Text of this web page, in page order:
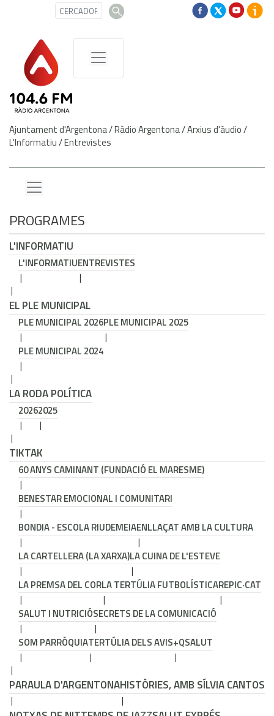
Ajuntament d'Argentona/Ràdio Argentona/Arxius d'àudio/
L'Informatiu/Entrevistes
PROGRAMES
L'INFORMATIU
L'INFORMATIUENTREVISTES
EL PLE MUNICIPAL
PLE MUNICIPAL 2026PLE MUNICIPAL 2025
PLE MUNICIPAL 2024
LA RODA POLÍTICA
20262025
TIKTAK
60 ANYS CAMINANT (FUNDACIÓ EL MARESME)
BENESTAR EMOCIONAL I COMUNITARI
BONDIA - ESCOLA RIUDEMEIAENLLAÇAT AMB LA CULTURA
LA CARTELLERA (LA XARXA)LA CUINA DE L'ESTEVE
LA PREMSA DEL CORLA TERTÚLIA FUTBOLÍSTICAREPIC·CAT
SALUT I NUTRICIÓSECRETS DE LA COMUNICACIÓ
SOM PARRÒQUIATERTÚLIA DELS AVIS+QSALUT
PARAULA D'ARGENTONAHISTÒRIES, AMB SÍLVIA CANTOS